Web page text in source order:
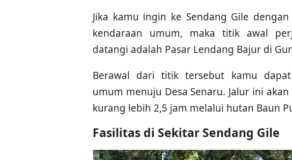
Jika kamu ingin ke Sendang Gile
kendaraan umum, maka titik awal
datangi adalah Pasar Lendang Bajur di
Berawal dari titik tersebut kamu
umum menuju Desa Senaru. Jalur ini
kurang lebih 2,5 jam melalui hutan Baun
Fasilitas di Sekitar Sendang Gile